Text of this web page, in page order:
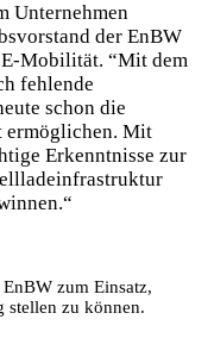
Unternehmen
der EnBW
Mobilität. “Mit dem
fehlende
schon die
ermöglichen. Mit
Erkenntnisse zur
zum Einsatz,
stellen zu können.